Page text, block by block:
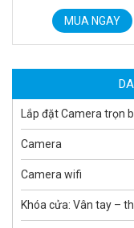
MUA NGAY
Lắp đặt Camera trọn
Camera
Camera wifi
Khóa cửa: Vân tay –
1.679.000 đ